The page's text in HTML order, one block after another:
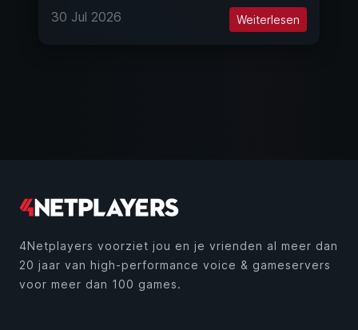
30 Jul 2026 Weiterlesen
4Netplayers voorziet jou en je vrienden al meer dan
20 jaar van high-performance voice & gameservers
voor meer dan 100 games.